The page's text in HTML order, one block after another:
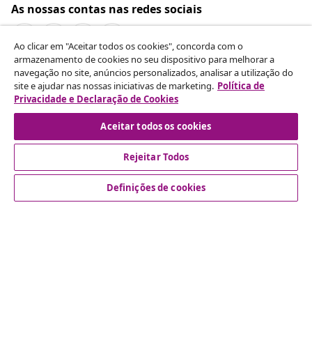
As nossas contas nas redes sociais
Rescindir o contrato
Envie um pedido de rescisão da sua encomenda.
Rescindir o contrato
Atendimento ao cliente
Ao clicar em "Aceitar todos os cookies", concorda com o
armazenamento de cookies no seu dispositivo para melhorar a
navegação no site, anúncios personalizados, analisar a utilização do
site e ajudar nas nossas iniciativas de marketing. Política de
Privacidade e Declaração de Cookies
Aceitar todos os cookies
Rejeitar Todos
Definições de cookies